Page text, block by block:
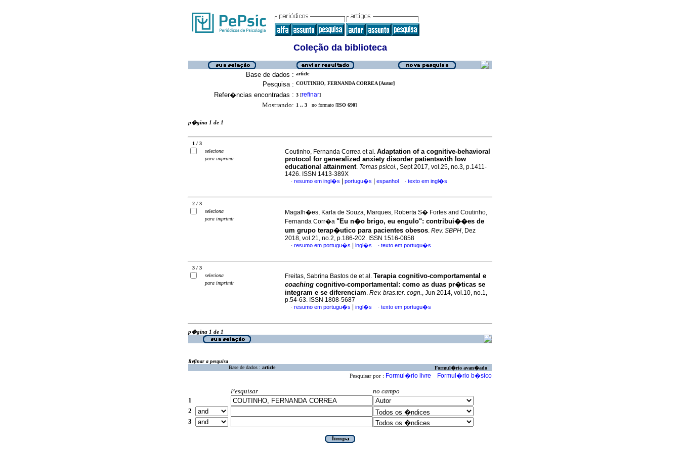
Coleção da biblioteca
Base de dados : article
Pesquisa : COUTINHO, FERNANDA CORREA [Autor]
Refer�ncias encontradas : 3 [refinar]
Mostrando: 1 .. 3 no formato [ISO 690]
p�gina 1 de 1
1 / 3
seleciona
para imprimir
Coutinho, Fernanda Correa et al. Adaptation of a cognitive-behavioral
protocol for generalized anxiety disorder patientswith low
educational attainment. Temas psicol., Sept 2017, vol.25, no.3, p.1411-
1426. ISSN 1413-389X
· resumo em ingl�s portugu�s espanhol · texto em ingl�s
2 / 3
seleciona
para imprimir
Magalh�es, Karla de Souza, Marques, Roberta S� Fortes and Coutinho,
Fernanda Corr�a "Eu n�o brigo, eu engulo": contribui��es de
um grupo terap�utico para pacientes obesos. Rev. SBPH, Dez
2018, vol.21, no.2, p.186-202. ISSN 1516-0858
· resumo em portugu�s ingl�s · texto em portugu�s
3 / 3
seleciona
para imprimir
Freitas, Sabrina Bastos de et al. Terapia cognitivo-comportamental e
coaching cognitivo-comportamental : como as duas pr�ticas se
integram e se diferenciam. Rev. bras.ter. cogn., Jun 2014, vol.10, no.1,
p.54-63. ISSN 1808-5687
· resumo em portugu�s ingl�s · texto em portugu�s
p�gina 1 de 1
Refinar a pesquisa
Base de dados : article Formul�rio avan�ado
Pesquisar por : Formul�rio livre Formul�rio b�sico
Pesquisar
no campo
1
2
3